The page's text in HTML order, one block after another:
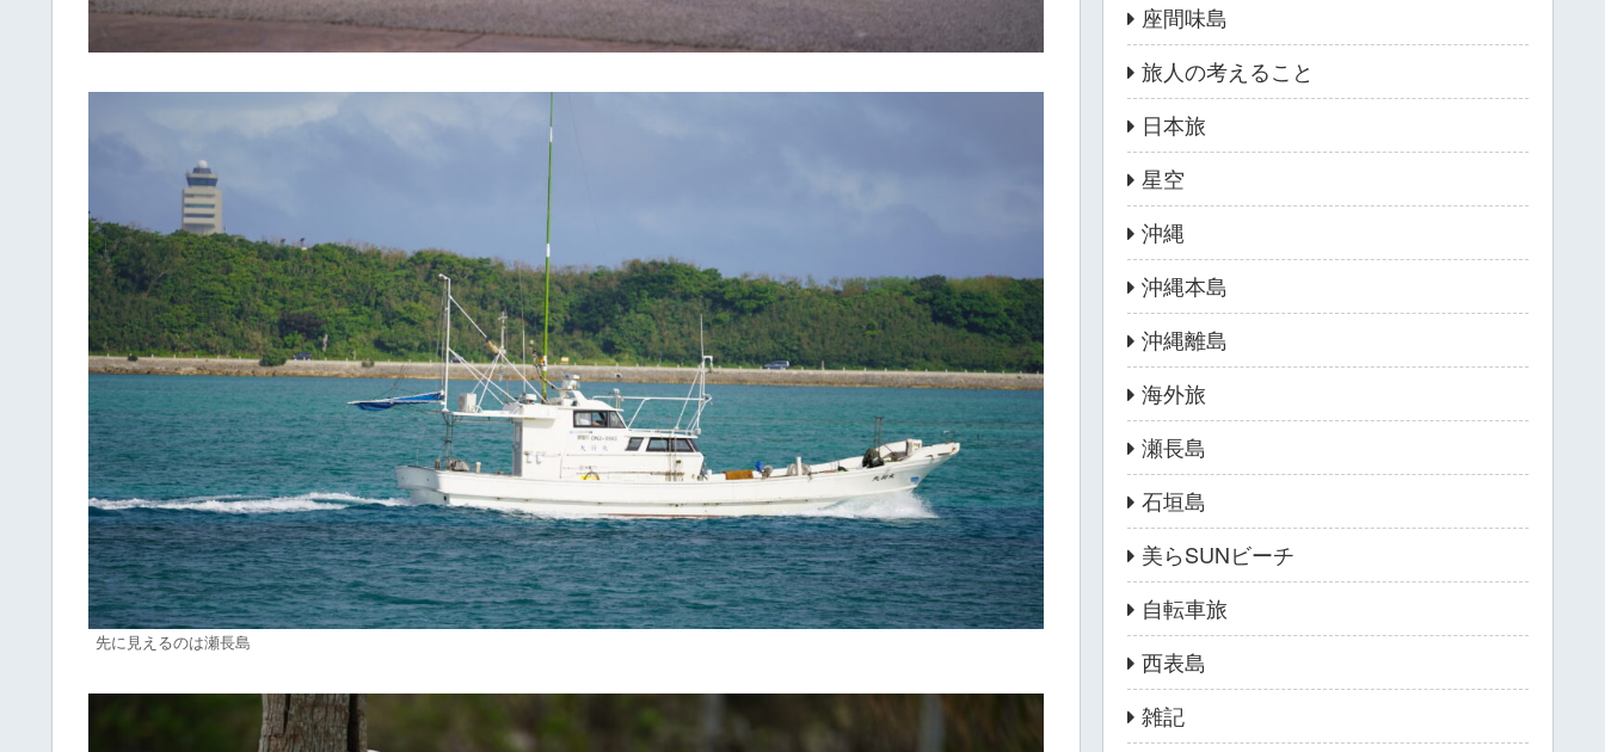
先に見えるのは瀬長島
座間味島
旅人の考えること
日本旅
星空
沖縄
沖縄本島
沖縄離島
海外旅
瀬長島
石垣島
美らSUNビーチ
自転車旅
西表島
雑記